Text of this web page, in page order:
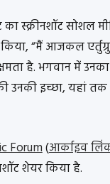
का स्क्रीनशॉट सोशल
किया, “मैं आजकल
है. भगवान में
उनकी इच्छा, यहां
Forum(आर्काइव
शेयर किया है.